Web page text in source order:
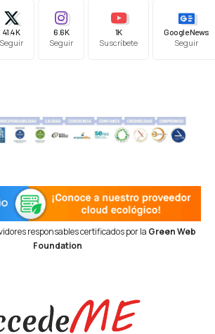
41.4K
Seguir
6.6K
Seguir
1K
Suscríbete
Google News
Seguir
responsables certificados por la Green Web
Foundation